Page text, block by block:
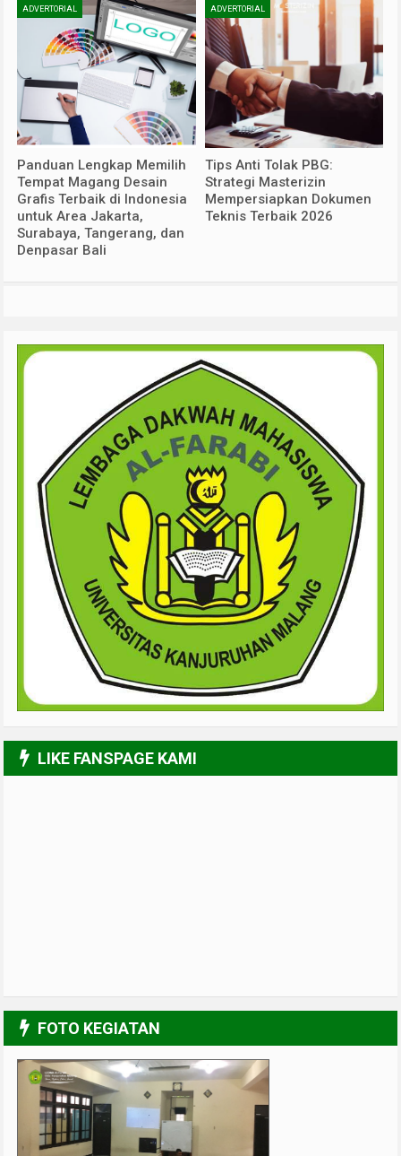
ADVERTORIAL
Panduan Lengkap Memilih
Tempat Magang Desain
Grafis Terbaik di Indonesia
untuk Area Jakarta,
Surabaya, Tangerang, dan
Denpasar Bali
ADVERTORIAL
Tips Anti Tolak PBG:
Strategi Masterizin
Mempersiapkan Dokumen
Teknis Terbaik 2026
LIKE FANSPAGE KAMI
FOTO KEGIATAN